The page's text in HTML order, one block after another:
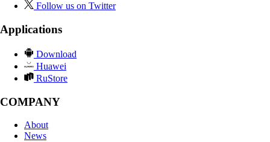
Follow us on Twitter
Applications
Download
Huawei
RuStore
COMPANY
About
News